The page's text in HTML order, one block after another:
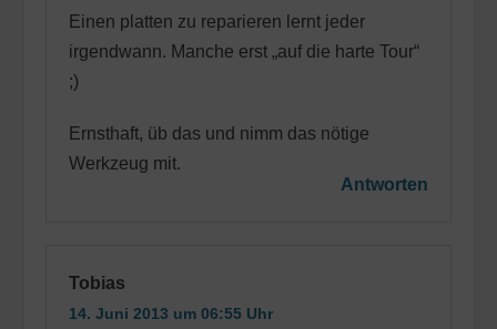
Einen platten zu reparieren lernt jeder
irgendwann. Manche erst „auf die harte Tour“
;)
Ernsthaft, üb das und nimm das nötige
Werkzeug mit.
Antworten
Tobias
14. Juni 2013 um 06:55 Uhr